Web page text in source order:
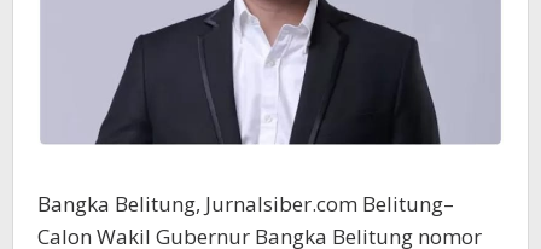
Bangka Belitung, Jurnalsiber.com Belitung–
Calon Wakil Gubernur Bangka Belitung nomor